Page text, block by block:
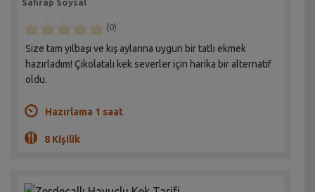
Sahrap Soysal
(0)
Size tam yılbaşı ve kış aylarına uygun bir tatlı ekmek
hazırladım! Çikolatalı kek severler için harika bir alternatif
oldu.
Hazırlama 1 saat
8 Kişilik